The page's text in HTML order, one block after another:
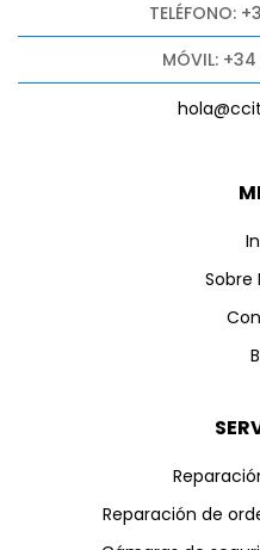
Sobre
Reparación de
TELÉFONO:
MÓVIL: